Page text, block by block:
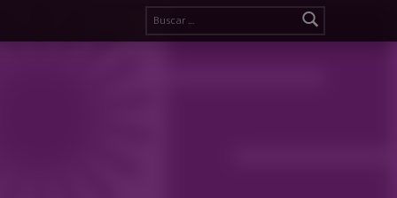
Buscar: